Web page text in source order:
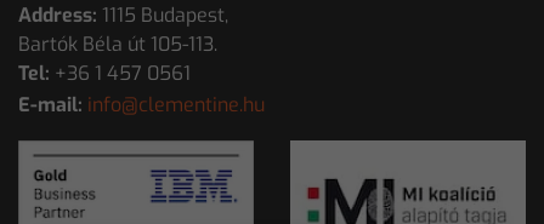
Address: 1115 Budapest,
Bartók Béla út 105-113.
Tel: +36 1 457 0561
E-mail: info@clementine.hu